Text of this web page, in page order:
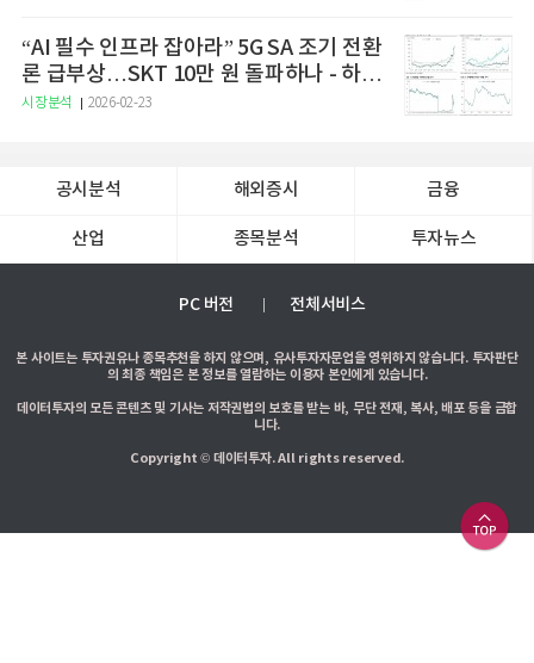
“AI 필수 인프라 잡아라” 5G SA 조기 전환
론 급부상…SKT 10만 원 돌파하나 - 하나
증권
시장분석 2026-02-23
공시분석 해외증시 금융
산업 종목분석 투자뉴스
PC 버전 전체서비스
본 사이트는 투자권유나 종목추천을 하지 않으며, 유사투자자문업을 영위하지 않습니다. 투자판단
의 최종 책임은 본 정보를 열람하는 이용자 본인에게 있습니다.
데이터투자의 모든 콘텐츠 및 기사는 저작권법의 보호를 받는 바, 무단 전재, 복사, 배포 등을 금합
니다.
Copyright © 데이터투자. All rights reserved.